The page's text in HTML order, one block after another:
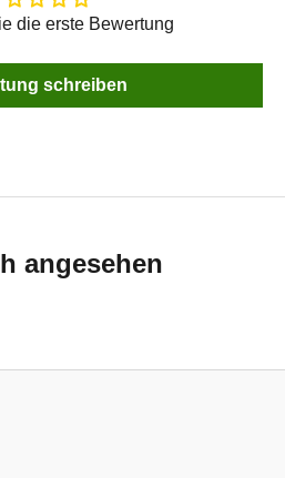
die erste Bewertung
schreiben
angesehen